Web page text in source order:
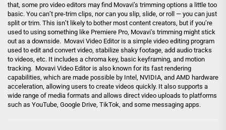
that, some pro video editors may find Movavi’s trimming options a little too
basic. You can’t pre-trim clips, nor can you slip, slide, or roll — you can just
split or trim. This isn’t likely to bother most content creators, but if you’re
used to using something like Premiere Pro, Movavi’s trimming might stick
out as a downside. Movavi Video Editor is a simple video editing program
used to edit and convert video, stabilize shaky footage, add audio tracks
to videos, etc. It includes a chroma key, basic keyframing, and motion
tracking. Movavi Video Editor is also known for its fast rendering
capabilities, which are made possible by Intel, NVIDIA, and AMD hardware
acceleration, allowing users to create videos quickly. It also supports a
wide range of media formats and allows direct video uploads to platforms
such as YouTube, Google Drive, TikTok, and some messaging apps.